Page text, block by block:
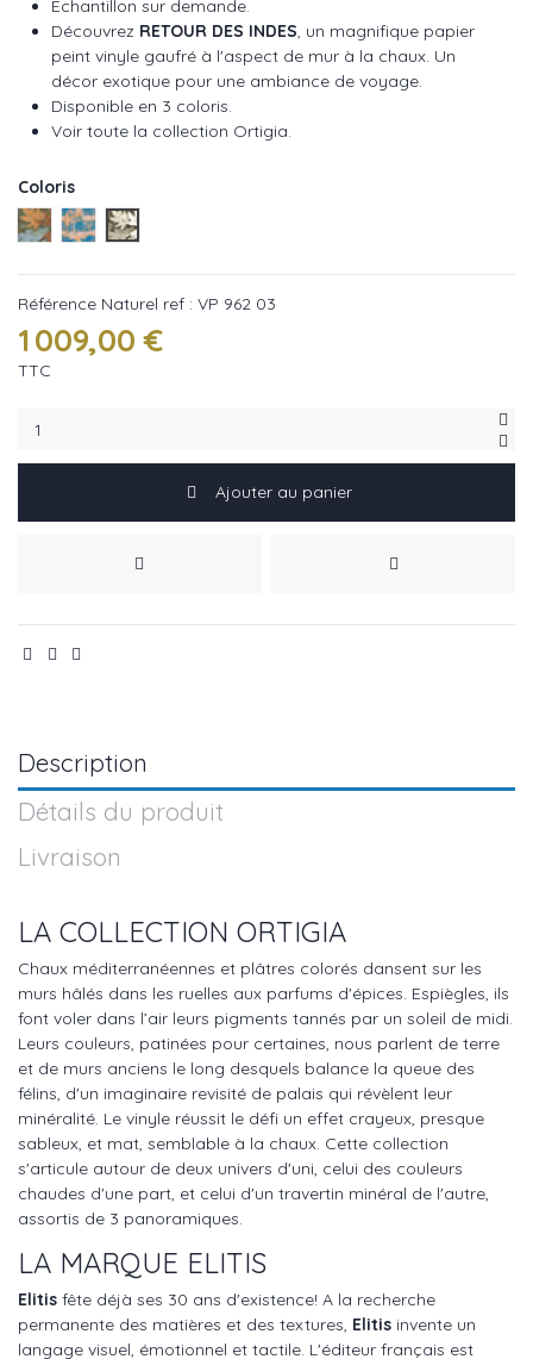
Echantillon sur demande.
Découvrez RETOUR DES INDES, un magnifique papier
peint vinyle gaufré à l'aspect de mur à la chaux. Un
décor exotique pour une ambiance de voyage.
Disponible en 3 coloris.
Voir toute la collection Ortigia.
Coloris
Pastel ref : VP 962 01
Ciel ref : VP 962 02
Naturel ref : VP 962 03
Référence Naturel ref : VP 962 03
1 009,00 €
TTC
Ajouter au panier
Description
Détails du produit
Livraison
LA COLLECTION ORTIGIA
Chaux méditerranéennes et plâtres colorés dansent sur les
murs hâlés dans les ruelles aux parfums d'épices. Espiègles, ils
font voler dans l’air leurs pigments tannés par un soleil de midi.
Leurs couleurs, patinées pour certaines, nous parlent de terre
et de murs anciens le long desquels balance la queue des
félins, d'un imaginaire revisité de palais qui révèlent leur
minéralité. Le vinyle réussit le défi un effet crayeux, presque
sableux, et mat, semblable à la chaux. Cette collection
s'articule autour de deux univers d'uni, celui des couleurs
chaudes d'une part, et celui d'un travertin minéral de l'autre,
assortis de 3 panoramiques.
LA MARQUE ELITIS
Elitis fête déjà ses 30 ans d'existence! A la recherche
permanente des matières et des textures, Elitis invente un
langage visuel, émotionnel et tactile. L'éditeur français est